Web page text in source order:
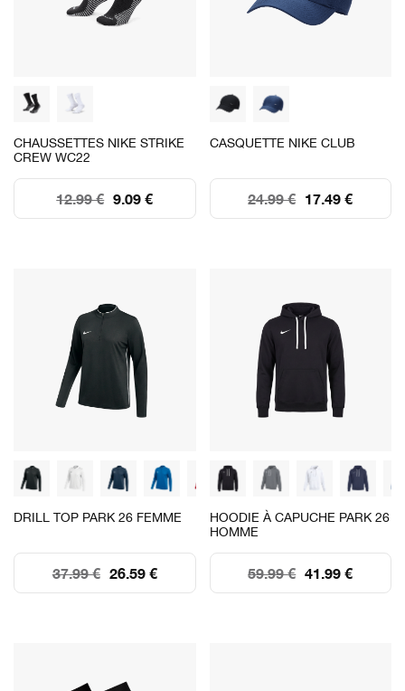
CHAUSSETTES NIKE STRIKE
CREW WC22
9.09 €
12.99 €
CASQUETTE NIKE CLUB
17.49 €
24.99 €
DRILL TOP PARK 26 FEMME
26.59 €
37.99 €
HOODIE À CAPUCHE PARK 26
HOMME
41.99 €
59.99 €